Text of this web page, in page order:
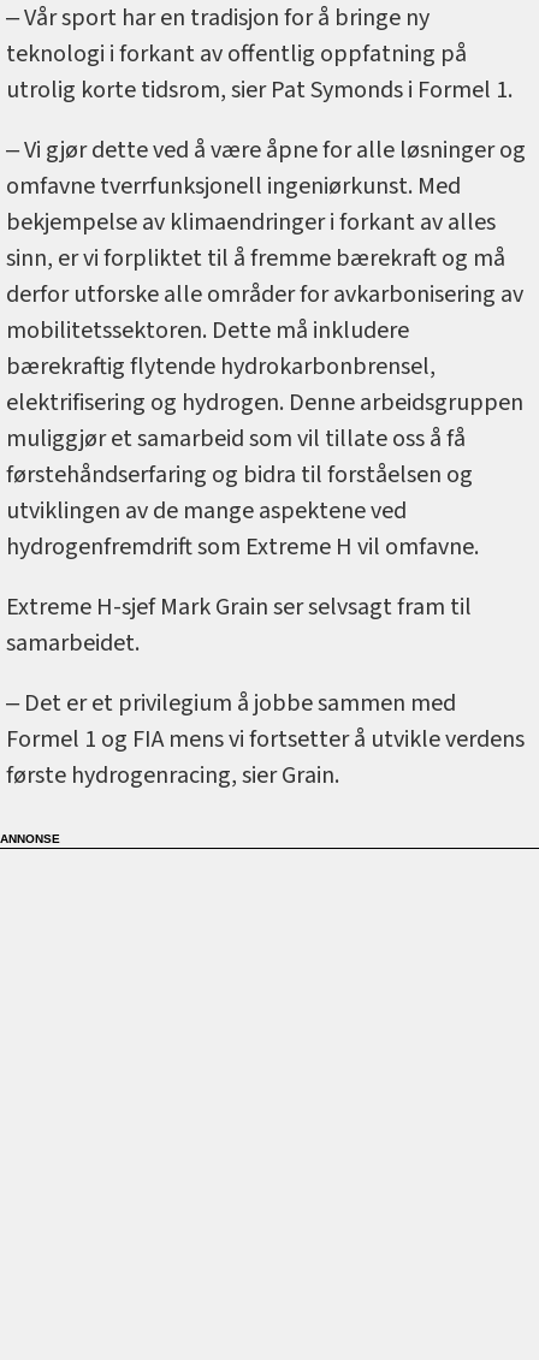
‒ Vår sport har en tradisjon for å bringe ny
teknologi i forkant av offentlig oppfatning på
utrolig korte tidsrom, sier Pat Symonds i Formel 1.
‒ Vi gjør dette ved å være åpne for alle løsninger og
omfavne tverrfunksjonell ingeniørkunst. Med
bekjempelse av klimaendringer i forkant av alles
sinn, er vi forpliktet til å fremme bærekraft og må
derfor utforske alle områder for avkarbonisering av
mobilitetssektoren. Dette må inkludere
bærekraftig flytende hydrokarbonbrensel,
elektrifisering og hydrogen. Denne arbeidsgruppen
muliggjør et samarbeid som vil tillate oss å få
førstehåndserfaring og bidra til forståelsen og
utviklingen av de mange aspektene ved
hydrogenfremdrift som Extreme H vil omfavne.
Extreme H-sjef Mark Grain ser selvsagt fram til
samarbeidet.
‒ Det er et privilegium å jobbe sammen med
Formel 1 og FIA mens vi fortsetter å utvikle verdens
første hydrogenracing, sier Grain.